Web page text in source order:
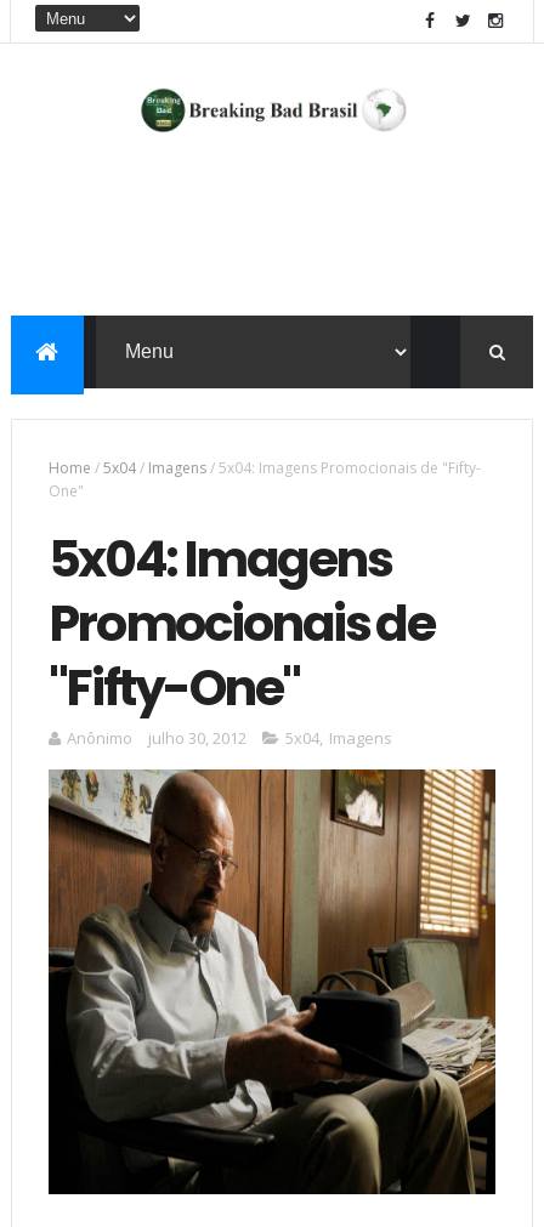
Home /5x04/ Imagens/5x04: Imagens Promocionais de "Fifty-
One"
5x04: Imagens
Promocionais de
"Fifty-One"
Anônimo julho 30, 2012 5x04, Imagens